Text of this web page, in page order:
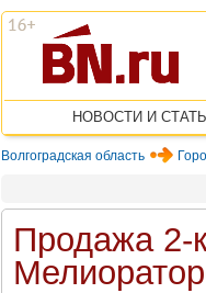
НОВОСТИ И
Волгоградская область
Продажа 2-